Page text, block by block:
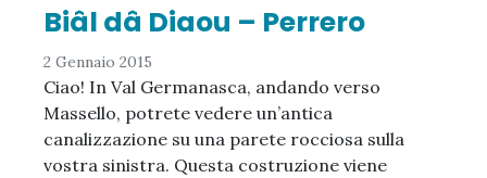
Biâl dâ Diaou – Perrero
2 Gennaio 2015
Ciao! In Val Germanasca, andando verso
Massello, potrete vedere un’antica
canalizzazione su una parete rocciosa sulla
vostra sinistra. Questa costruzione viene